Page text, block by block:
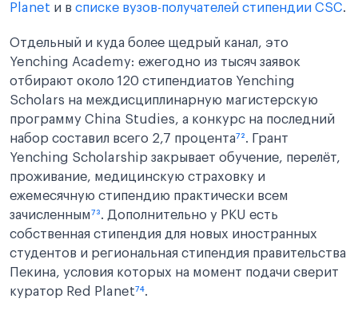
Planet и в списке вузов-получателей стипендии CSC.
Отдельный и куда более щедрый канал, это
Yenching Academy: ежегодно из тысяч заявок
отбирают около 120 стипендиатов Yenching
Scholars на междисциплинарную магистерскую
программу China Studies, а конкурс на последний
набор составил всего 2,7 процента⁷². Грант
Yenching Scholarship закрывает обучение, перелёт,
проживание, медицинскую страховку и
ежемесячную стипендию практически всем
зачисленным⁷³. Дополнительно у PKU есть
собственная стипендия для новых иностранных
студентов и региональная стипендия правительства
Пекина, условия которых на момент подачи сверит
куратор Red Planet⁷⁴.